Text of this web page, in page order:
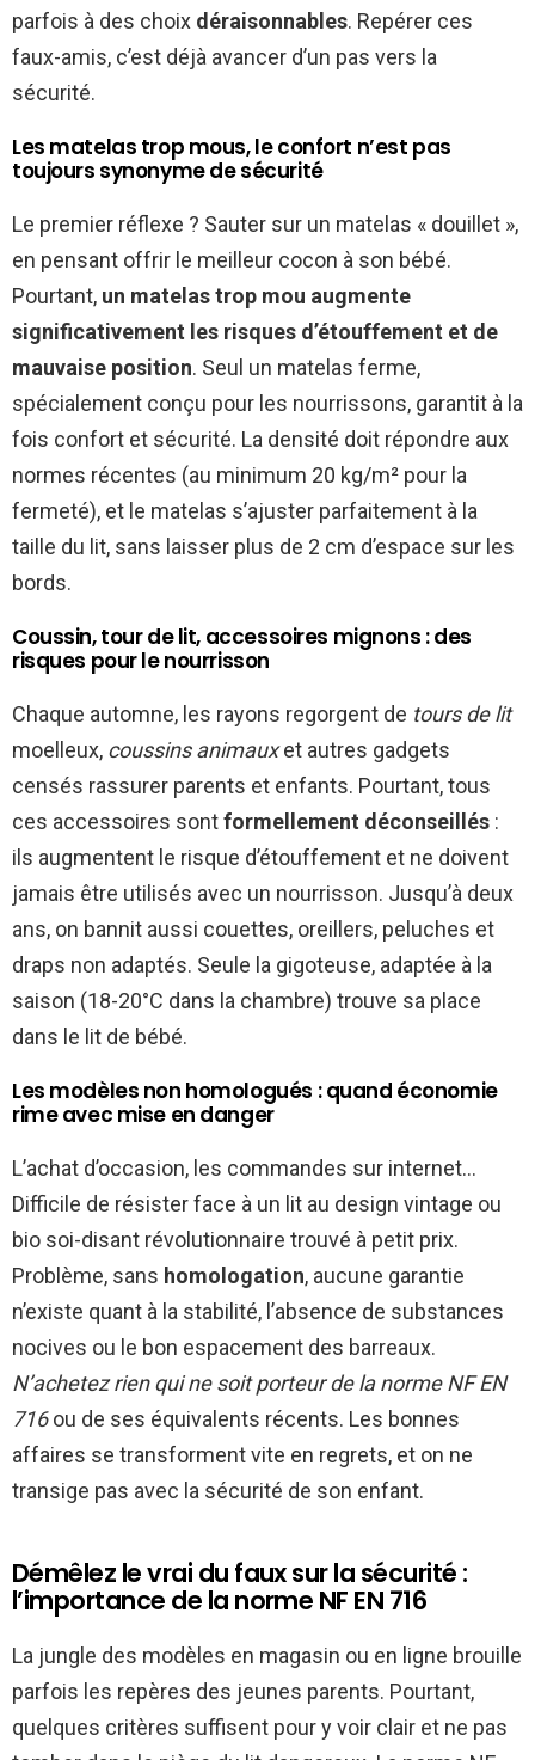
parfois à des choix déraisonnables. Repérer ces
faux-amis, c’est déjà avancer d’un pas vers la
sécurité.
Les matelas trop mous, le confort n’est pas
toujours synonyme de sécurité
Le premier réflexe ? Sauter sur un matelas « douillet »,
en pensant offrir le meilleur cocon à son bébé.
Pourtant, un matelas trop mou augmente
significativement les risques d’étouffement et de
mauvaise position. Seul un matelas ferme,
spécialement conçu pour les nourrissons, garantit à la
fois confort et sécurité. La densité doit répondre aux
normes récentes (au minimum 20 kg/m² pour la
fermeté), et le matelas s’ajuster parfaitement à la
taille du lit, sans laisser plus de 2 cm d’espace sur les
bords.
Coussin, tour de lit, accessoires mignons : des
risques pour le nourrisson
Chaque automne, les rayons regorgent de tours de lit
moelleux, coussins animauxet autres gadgets
censés rassurer parents et enfants. Pourtant, tous
ces accessoires sontformellement déconseillés :
ils augmentent le risque d’étouffement et ne doivent
jamais être utilisés avec un nourrisson. Jusqu’à deux
ans, on bannit aussi couettes, oreillers, peluches et
draps non adaptés. Seule la gigoteuse, adaptée à la
saison (18-20°C dans la chambre) trouve sa place
dans le lit de bébé.
Les modèles non homologués : quand économie
rime avec mise en danger
L’achat d’occasion, les commandes sur internet…
Difficile de résister face à un lit au design vintage ou
bio soi-disant révolutionnaire trouvé à petit prix.
Problème, sans homologation, aucune garantie
n’existe quant à la stabilité, l’absence de substances
nocives ou le bon espacement des barreaux.
N’achetez rien qui ne soit porteur de la norme NF EN
716ou de ses équivalents récents. Les bonnes
affaires se transforment vite en regrets, et on ne
transige pas avec la sécurité de son enfant.
Démêlez le vrai du faux sur la sécurité :
l’importance de la norme NF EN 716
La jungle des modèles en magasin ou en ligne brouille
parfois les repères des jeunes parents. Pourtant,
quelques critères suffisent pour y voir clair et ne pas